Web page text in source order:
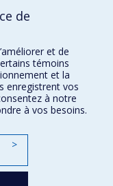
de
et de
témoins
et la
enregistrent vos
à notre
à vos besoins.
>